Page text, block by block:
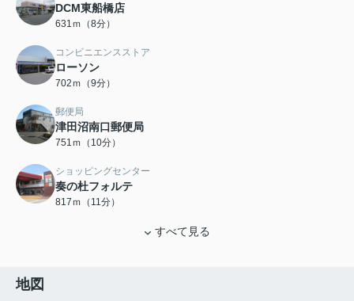
DCM東船橋店
631ｍ（8分）
コンビニエンスストア
ローソン
702ｍ（9分）
郵便局
津田沼南口郵便局
751ｍ（10分）
ショッピングセンター
奏の杜フォルテ
817ｍ（11分）
すべて見る
地図